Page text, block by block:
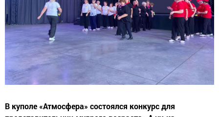
В куполе «Атмосфера» состоялся конкурс для